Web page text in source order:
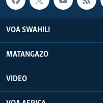
VOA SWAHILI
MATANGAZO
VIDEO